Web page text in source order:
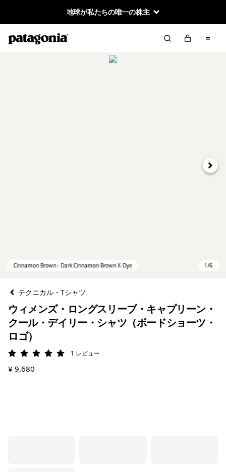
地球が私たちの唯一の株主
次へ
テクニカル・Tシャツ
ウィメンズ・ロングスリーブ・キャプリーン・
クール・デイリー・シャツ（ボードショーツ・
ロゴ）
評価: 5 / 5 1 レビュー
¥ 9,680